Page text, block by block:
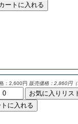
ートに入れる
：2,600円 販売価格：2,860円（
お気に入りリス
に入れる